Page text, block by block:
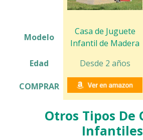
Modelo
Casa de Juguete
Infantil de Madera
Edad
Desde 2 años
COMPRAR
Otros Tipos De
Infantiles